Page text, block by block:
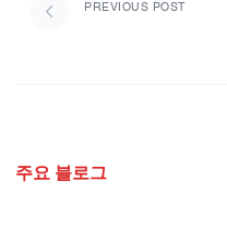
PREVIOUS POST
주요 블로그